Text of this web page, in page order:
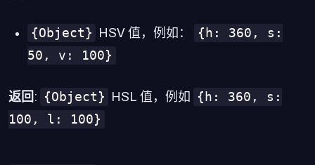
{Object} HSV 值，例如：
{h: 360, s:
50, v: 100}
返回 : {Object} HSL 值，例如
{h: 360, s:
100, l: 100}